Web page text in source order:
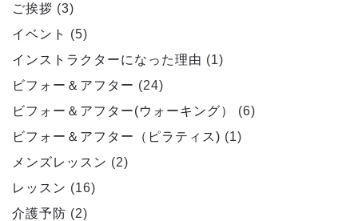
ご挨拶 (3)
イベント
(5)
インストラクターになった理由 (1)
ビフォー＆アフター (24)
ビフォー＆アフター(ウォーキング）
(6)
ビフォー＆アフター（ピラティス) (1)
メンズレッスン (2)
レッスン (16)
介護予防 (2)